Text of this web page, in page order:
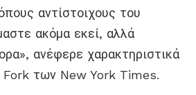
αντίστοιχους του
ακόμα εκεί, αλλά
ανέφερε χαρακτηριστικά
των New York Times.